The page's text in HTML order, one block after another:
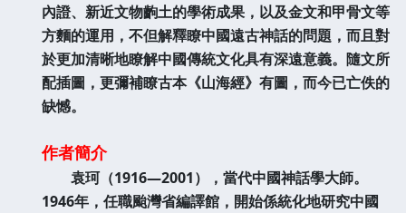
內證、新近文物齣土的學術成果，以及金文和甲骨文等
方麵的運用，不但解釋瞭中國遠古神話的問題，而且對
於更加清晰地瞭解中國傳統文化具有深遠意義。隨文所
配插圖，更彌補瞭古本《山海經》有圖，而今已亡佚的
缺憾。
作者簡介
袁珂（1916—2001），當代中國神話學大師。
1946年，任職颱灣省編譯館，開始係統化地研究中國